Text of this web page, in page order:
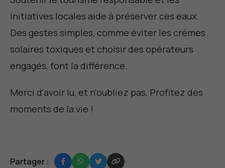
initiatives locales aide à préserver ces eaux.
Des gestes simples, comme éviter les crèmes
solaires toxiques et choisir des opérateurs
engagés, font la différence.
Merci d'avoir lu, et n'oubliez pas, Profitez des
moments de la vie !
Partager :